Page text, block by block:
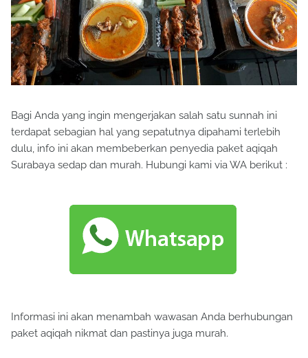
Bagi Anda yang ingin mengerjakan salah satu sunnah ini
terdapat sebagian hal yang sepatutnya dipahami terlebih
dulu, info ini akan membeberkan penyedia paket aqiqah
Surabaya sedap dan murah. Hubungi kami via WA berikut :
Informasi ini akan menambah wawasan Anda berhubungan
paket aqiqah nikmat dan pastinya juga murah.